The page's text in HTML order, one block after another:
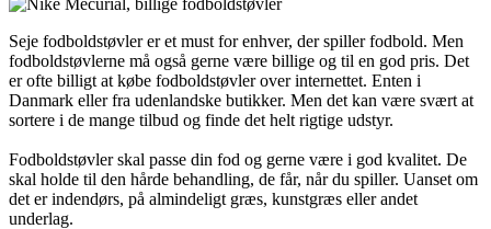
Seje fodboldstøvler er et must for enhver, der spiller fodbold. Men
fodboldstøvlerne må også gerne være billige og til en god pris. Det
er ofte billigt at købe fodboldstøvler over internettet. Enten i
Danmark eller fra udenlandske butikker. Men det kan være svært at
sortere i de mange tilbud og finde det helt rigtige udstyr.
Fodboldstøvler skal passe din fod og gerne være i god kvalitet. De
skal holde til den hårde behandling, de får, når du spiller. Uanset om
det er indendørs, på almindeligt græs, kunstgræs eller andet
underlag.